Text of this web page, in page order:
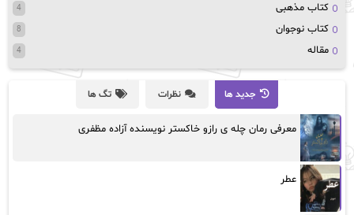
کتاب مذهبی 4
کتاب نوجوان 8
مقاله 4
جدید ها نظرات تگ ها
معرفی رمان چله ی رازو خاکستر نویسنده آزاده مظفری
عطر